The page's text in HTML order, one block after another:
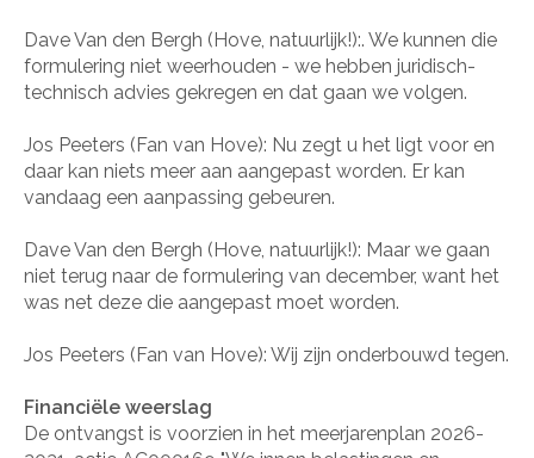
Dave Van den Bergh (Hove, natuurlijk!):. We kunnen die
formulering niet weerhouden - we hebben juridisch-
technisch advies gekregen en dat gaan we volgen.
Jos Peeters (Fan van Hove): Nu zegt u het ligt voor en
daar kan niets meer aan aangepast worden. Er kan
vandaag een aanpassing gebeuren.
Dave Van den Bergh (Hove, natuurlijk!): Maar we gaan
niet terug naar de formulering van december, want het
was net deze die aangepast moet worden.
Jos Peeters (Fan van Hove): Wij zijn onderbouwd tegen.
Financiële weerslag
De ontvangst is voorzien in het meerjarenplan 2026-